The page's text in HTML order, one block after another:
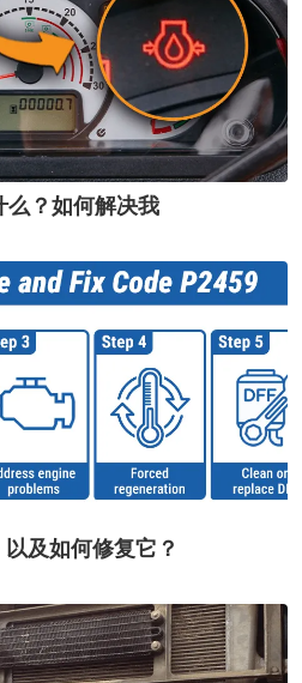
？如何解决我
及如何修复它？